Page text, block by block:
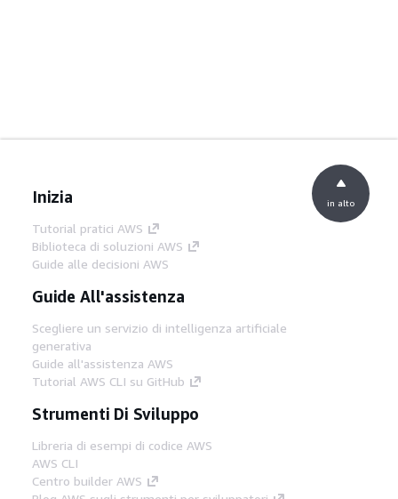
Inizia
Tutorial pratici AWS
Biblioteca di soluzioni AWS
Guide alle decisioni AWS
Guide All'assistenza
Scegliere un servizio di intelligenza artificiale
generativa
Guide all'assistenza AWS
Tutorial AWS CLI su GitHub
Strumenti Di Sviluppo
Libreria di esempi di codice AWS
AWS CLI
Centro builder AWS
in alto